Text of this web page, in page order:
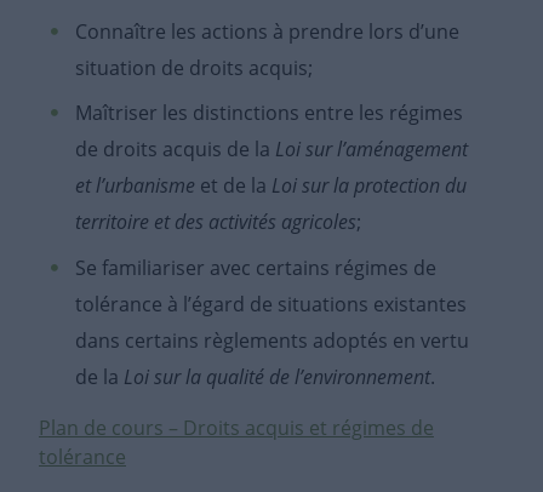
Connaître les actions à prendre lors d’une
situation de droits acquis;
Maîtriser les distinctions entre les régimes
de droits acquis de la Loi sur l’aménagement
et l’urbanisme et de la Loi sur la protection du
territoire et des activités agricoles;
Se familiariser avec certains régimes de
tolérance à l’égard de situations existantes
dans certains règlements adoptés en vertu
de la Loi sur la qualité de l’environnement.
Plan de cours – Droits acquis et régimes de
tolérance